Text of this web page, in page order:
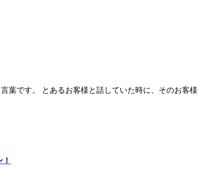
葉です。 とあるお客様と話していた時に、そのお客